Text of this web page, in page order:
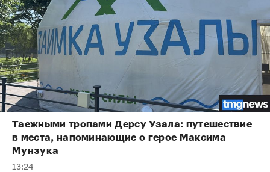
Таежными тропами Дерсу Узала: путешествие
в места, напоминающие о герое Максима
Мунзука
13:24